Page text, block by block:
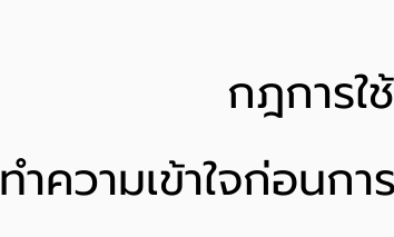
ทำความเข้าใจก่อนก
กฎการใ